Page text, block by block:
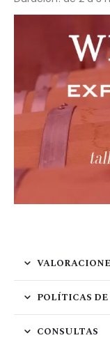
POLÍTICAS
CONSULTAS